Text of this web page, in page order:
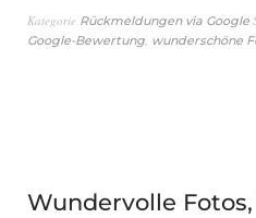
Kategorie Rückmeldungen via Google
Google-Bewertung wunderschöne
Wundervolle